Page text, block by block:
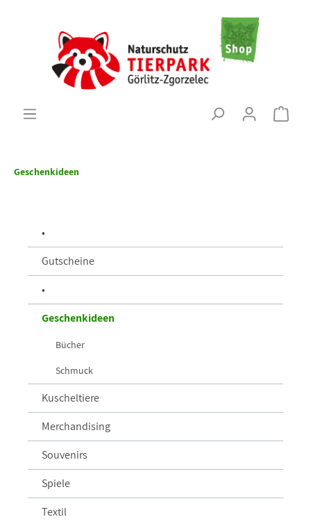
Geschenkideen
•
Gutscheine
•
Geschenkideen
Bücher
Schmuck
Kuscheltiere
Merchandising
Souvenirs
Spiele
Textil